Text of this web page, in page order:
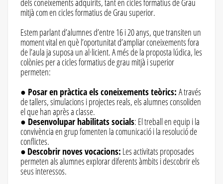
mitjà com en cicles formatius de Grau superior.
Estem parlant d’alumnes d’entre 16 i 20 anys, que transiten un
moment vital en què l’oportunitat d’ampliar coneixements fora
de l’aula ja suposa un al·licient. A més de la proposta lúdica, les
colònies per a cicles formatius de grau mitjà i superior
permeten:
● Posar en pràctica els coneixements teòrics: A través
de tallers, simulacions i projectes reals, els alumnes consoliden
el que han après a classe.
● Desenvolupar habilitats socials: El treball en equip i la
convivència en grup fomenten la comunicació i la resolució de
conflictes.
● Descobrir noves vocacions: Les activitats proposades
permeten als alumnes explorar diferents àmbits i descobrir els
seus interessos.